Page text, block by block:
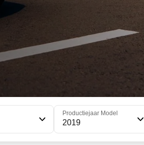
Productiejaar Model
2019